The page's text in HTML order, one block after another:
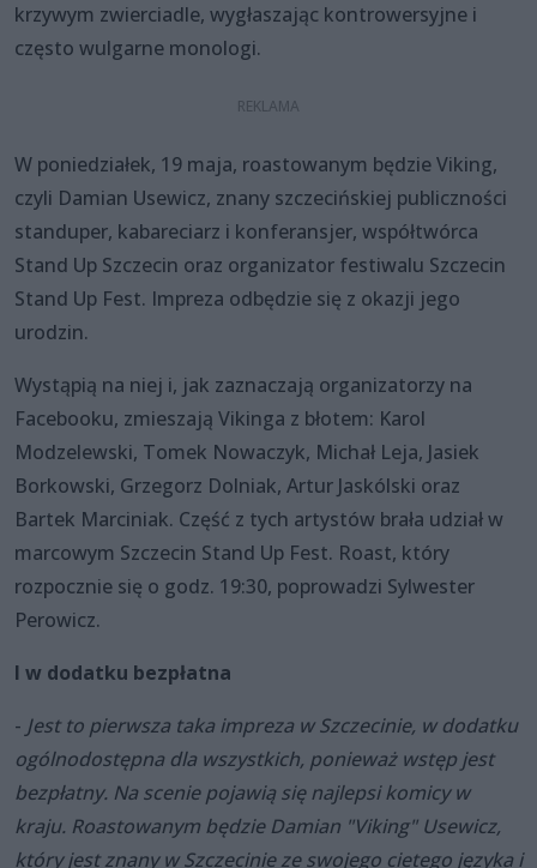
krzywym zwierciadle, wygłaszając kontrowersyjne i
często wulgarne monologi.
W poniedziałek, 19 maja, roastowanym będzie Viking,
czyli Damian Usewicz, znany szczecińskiej publiczności
standuper, kabareciarz i konferansjer, współtwórca
Stand Up Szczecin oraz organizator festiwalu Szczecin
Stand Up Fest. Impreza odbędzie się z okazji jego
urodzin.
Wystąpią na niej i, jak zaznaczają organizatorzy na
Facebooku, zmieszają Vikinga z błotem: Karol
Modzelewski, Tomek Nowaczyk, Michał Leja, Jasiek
Borkowski, Grzegorz Dolniak, Artur Jaskólski oraz
Bartek Marciniak. Część z tych artystów brała udział w
marcowym Szczecin Stand Up Fest. Roast, który
rozpocznie się o godz. 19:30, poprowadzi Sylwester
Perowicz.
I w dodatku bezpłatna
- Jest to pierwsza taka impreza w Szczecinie, w dodatku
ogólnodostępna dla wszystkich, ponieważ wstęp jest
bezpłatny. Na scenie pojawią się najlepsi komicy w
kraju. Roastowanym będzie Damian "Viking" Usewicz,
który jest znany w Szczecinie ze swojego cietego języka i